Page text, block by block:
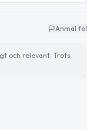
Anmäl fel
och relevant. Trots